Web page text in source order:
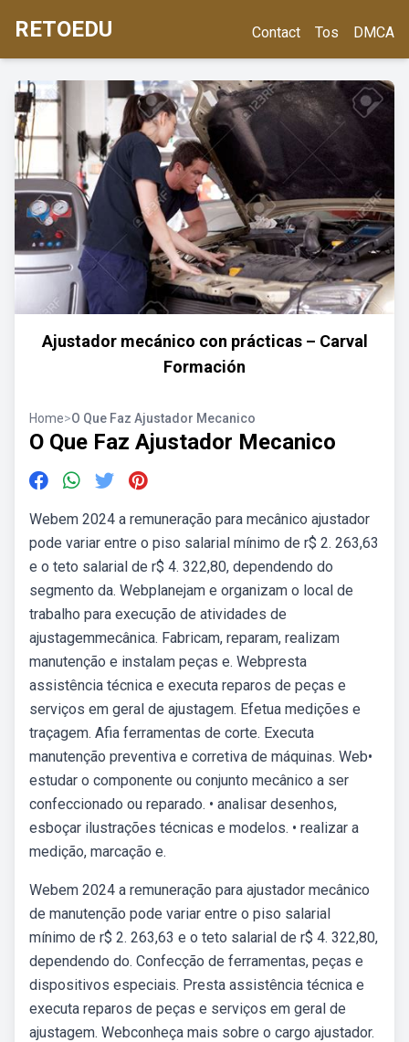
RETOEDU Contact Tos DMCA
Ajustador mecánico con prácticas – Carval
Formación
Home>O Que Faz Ajustador Mecanico
O Que Faz Ajustador Mecanico
Webem 2024 a remuneração para mecânico ajustador
pode variar entre o piso salarial mínimo de r$ 2. 263,63
e o teto salarial de r$ 4. 322,80, dependendo do
segmento da. Webplanejam e organizam o local de
trabalho para execução de atividades de
ajustagemmecânica. Fabricam, reparam, realizam
manutenção e instalam peças e. Webpresta
assistência técnica e executa reparos de peças e
serviços em geral de ajustagem. Efetua medições e
traçagem. Afia ferramentas de corte. Executa
manutenção preventiva e corretiva de máquinas. Web•
estudar o componente ou conjunto mecânico a ser
confeccionado ou reparado. • analisar desenhos,
esboçar ilustrações técnicas e modelos. • realizar a
medição, marcação e.
Webem 2024 a remuneração para ajustador mecânico
de manutenção pode variar entre o piso salarial
mínimo de r$ 2. 263,63 e o teto salarial de r$ 4. 322,80,
dependendo do. Confecção de ferramentas, peças e
dispositivos especiais. Presta assistência técnica e
executa reparos de peças e serviços em geral de
ajustagem. Webconheça mais sobre o cargo ajustador.